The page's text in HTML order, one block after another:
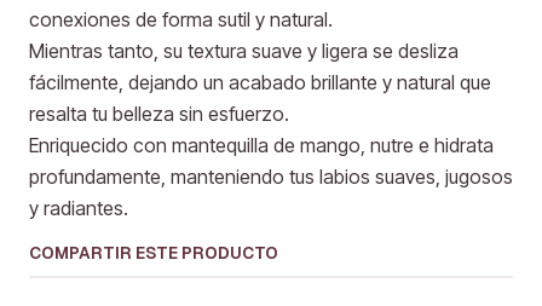
conexiones de forma sutil y natural.
Mientras tanto, su textura suave y ligera se desliza
fácilmente, dejando un acabado brillante y natural que
resalta tu belleza sin esfuerzo.
Enriquecido con mantequilla de mango, nutre e hidrata
profundamente, manteniendo tus labios suaves, jugosos
y radiantes.
COMPARTIR ESTE PRODUCTO